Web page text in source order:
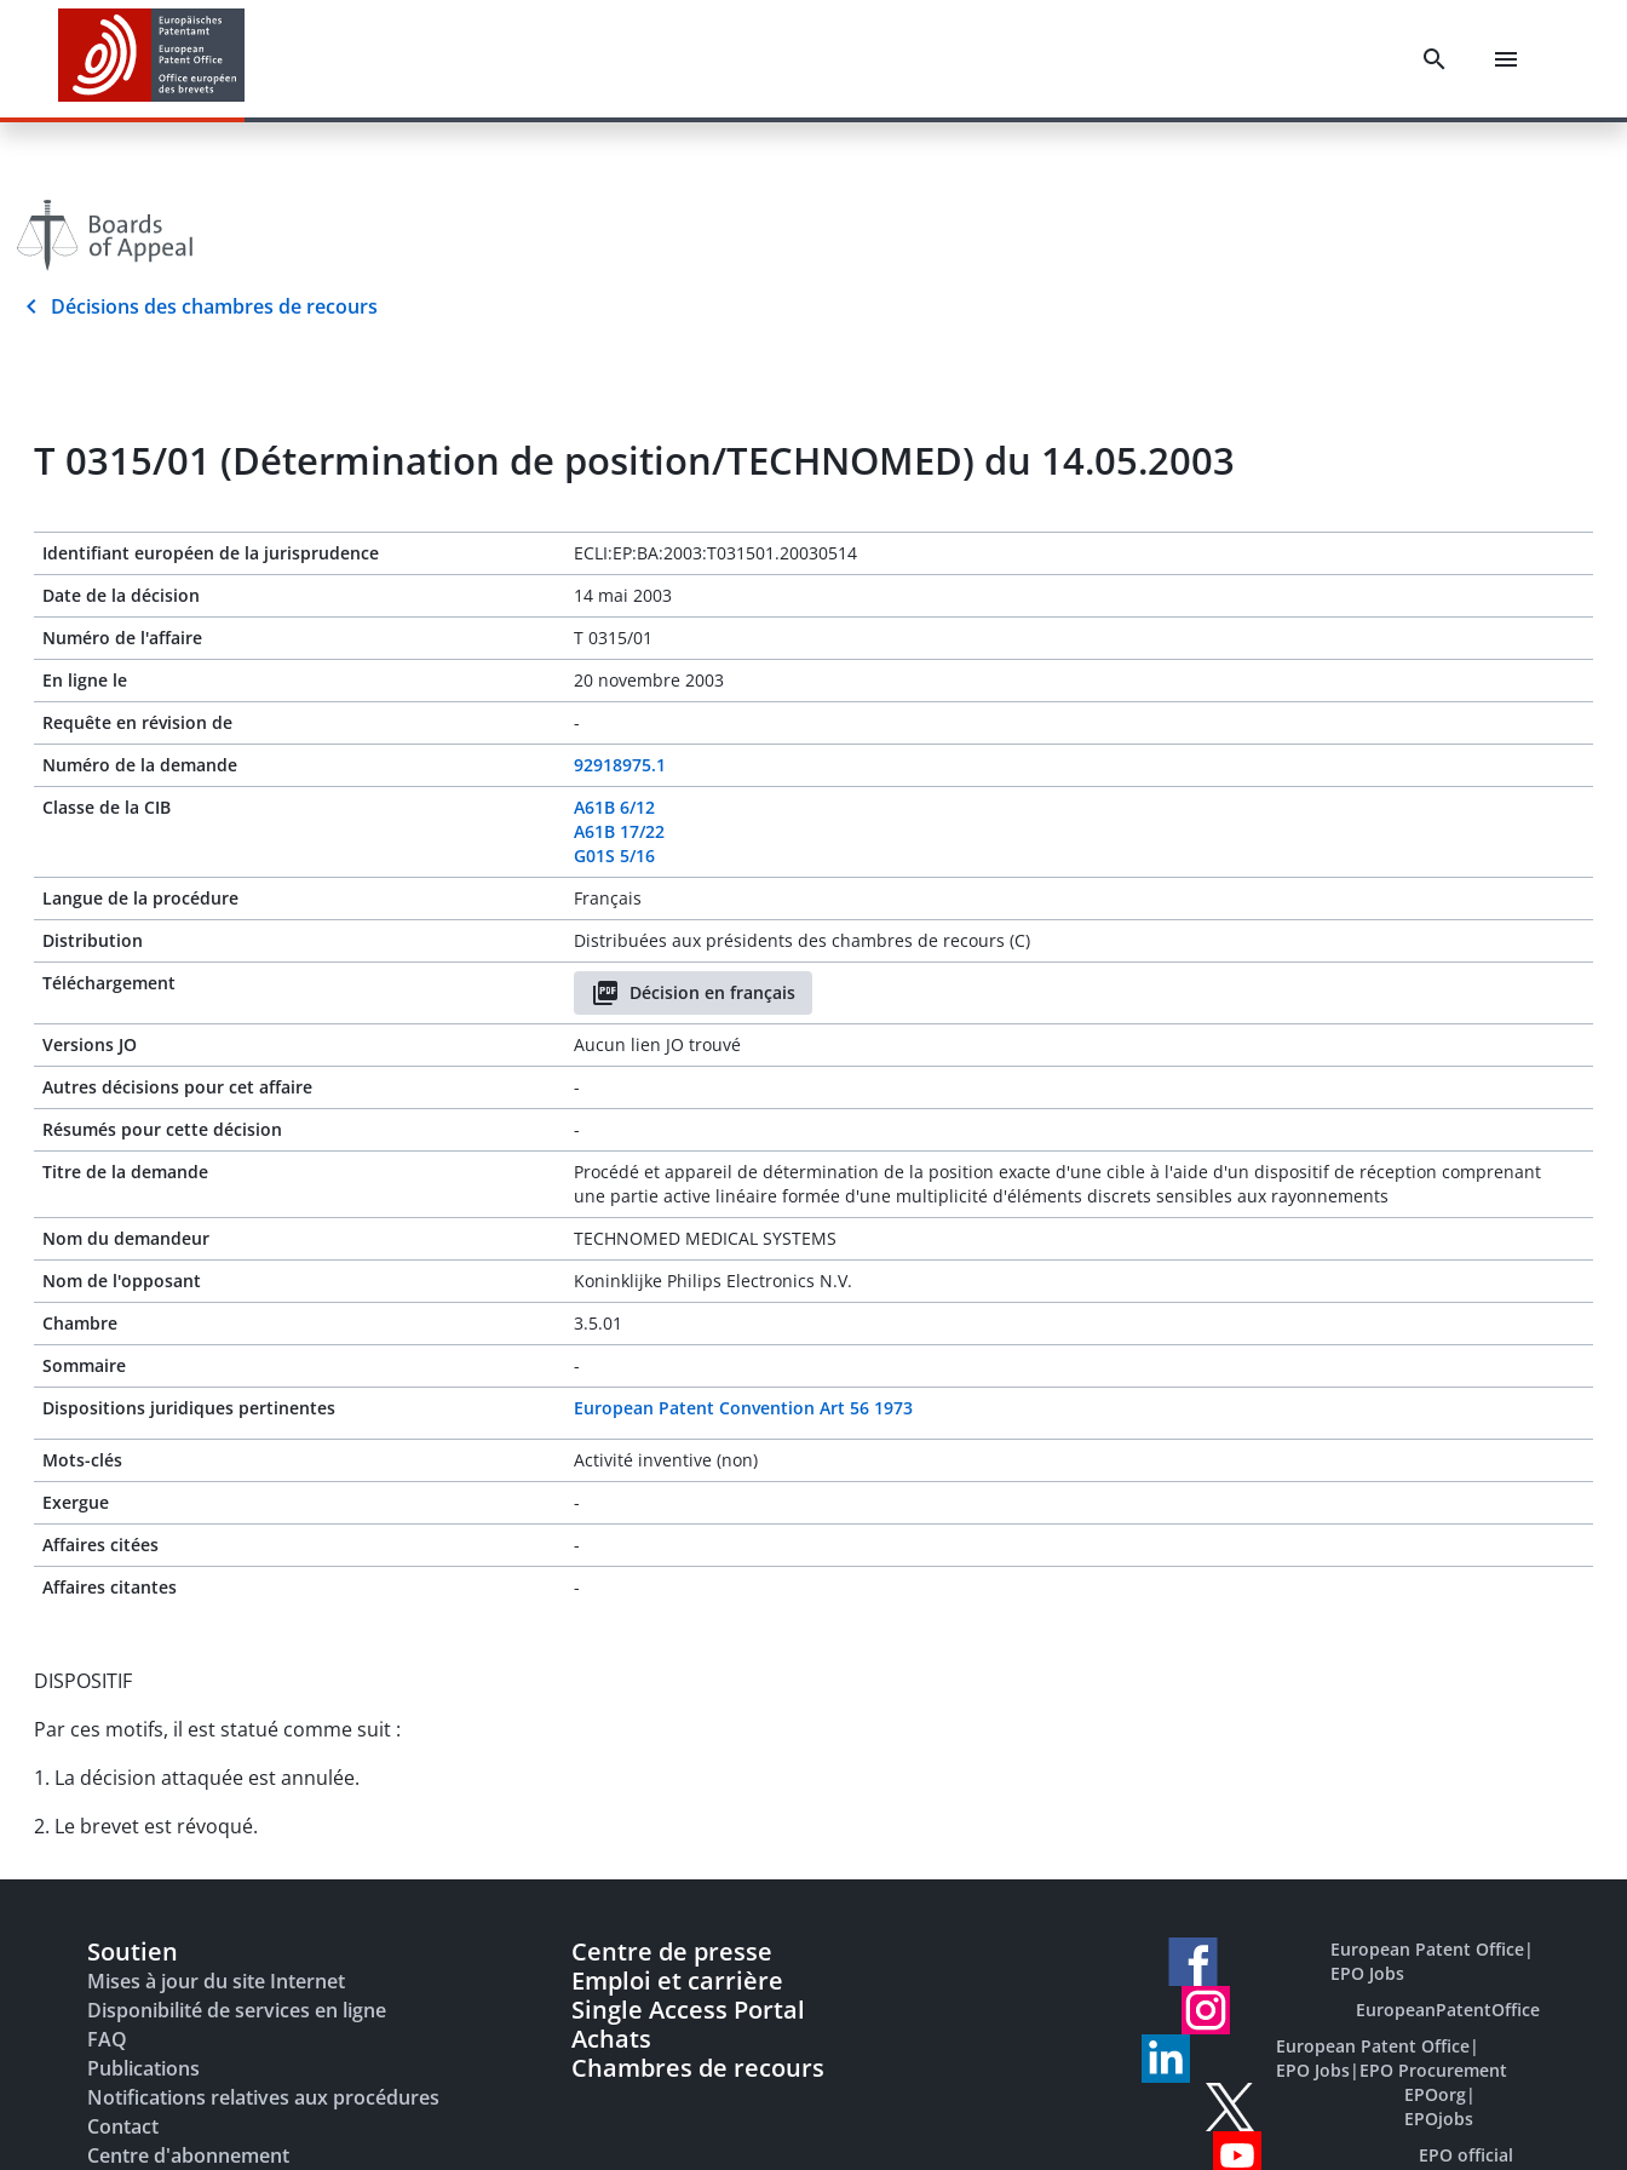
Décisions des chambres de recours
T 0315/01 (Détermination de position/TECHNOMED) du 14.05.2003
Identifiant européen de la jurisprudence
ECLI:EP:BA:2003:T031501.20030514
Date de la décision
14 mai 2003
Numéro de l'affaire
T 0315/01
En ligne le
20 novembre 2003
Requête en révision de
-
Numéro de la demande
92918975.1
Classe de la CIB
A61B 6/12
A61B 17/22
G01S 5/16
Langue de la procédure
Français
Distribution
Distribuées aux présidents des chambres de recours (C)
Téléchargement
Décision en français
Versions JO
Aucun lien JO trouvé
Autres décisions pour cet affaire
-
Résumés pour cette décision
-
Titre de la demande
Procédé et appareil de détermination de la position exacte d'une cible à l'aide d'un dispositif de réception comprenant
une partie active linéaire formée d'une multiplicité d'éléments discrets sensibles aux rayonnements
Nom du demandeur
TECHNOMED MEDICAL SYSTEMS
Nom de l'opposant
Koninklijke Philips Electronics N.V.
Chambre
3.5.01
Sommaire
-
Dispositions juridiques pertinentes
European Patent Convention Art 56 1973
Mots-clés
Activité inventive (non)
Exergue
-
Affaires citées
-
Affaires citantes
-
DISPOSITIF
Par ces motifs, il est statué comme suit :
1. La décision attaquée est annulée.
2. Le brevet est révoqué.
Soutien
Mises à jour du site Internet
Disponibilité de services en ligne
FAQ
Publications
Notifications relatives aux procédures
Contact
Centre d'abonnement
Centre de presse
Emploi et carrière
Single Access Portal
Achats
Chambres de recours
European Patent Office|
EPO Jobs
EuropeanPatentOffice
European Patent Office|
EPO Jobs| EPO Procurement
EPOorg|
EPOjobs
EPO official